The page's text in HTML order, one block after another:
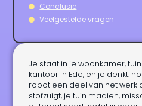
Je staat in je woonkamer,
kantoor in Ede, en je denkt:
robot een deel van het werk
stofzuigt, je tuin maaien,
Conclusie
Veelgestelde vragen